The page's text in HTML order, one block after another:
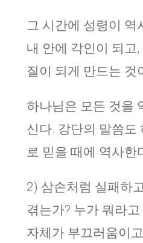
그 시간에 성령이 역
내 안에 각인이 되고
질이 되게 만드는 것
하나님은 모든 것을
신다. 강단의 말씀도
로 믿을 때에 역사한
2) 삼손처럼 실패하
겪는가? 누가 뭐라
자체가 부끄러움이